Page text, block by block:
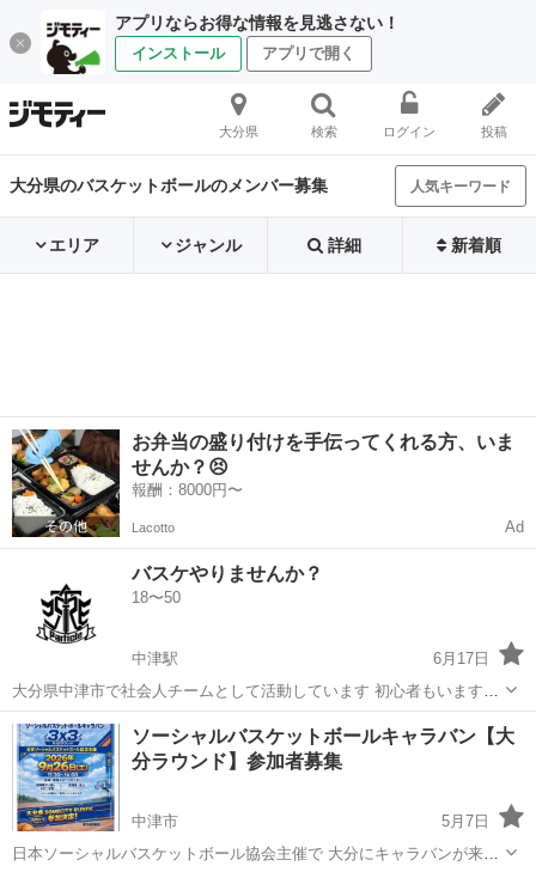
アプリならお得な情報を見逃さない！
インストール アプリで開く
大分県 検索 ログイン 投稿
大分県のバスケットボールのメンバー募集 人気キーワード
エリア ジャンル 詳細 新着順
お弁当の盛り付けを手伝ってくれる方、いま
せんか？😣
報酬：8000円〜
Lacotto Ad
バスケやりませんか？
18〜50
中津駅
6月17日
大分県中津市で社会人チームとして活動しています 初心者もいます！
ですが人が減ってきて人数を増やしたいので募集します！ 毎週土曜日
19時〜21時までやっています！ ＊参加費は一つグループ100円です 活
動場所 ...
大分 中津市 バスケットボール バスケ
ソーシャルバスケットボールキャラバン【大
分ラウンド】参加者募集
中津市
5月7日
日本ソーシャルバスケットボール協会主催で 大分にキャラバンが来ま